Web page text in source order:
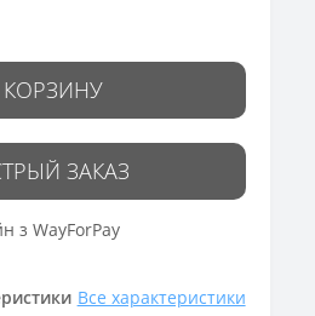
Все характеристики
КОРЗИНУ
ЗАКАЗ
з WayForPay